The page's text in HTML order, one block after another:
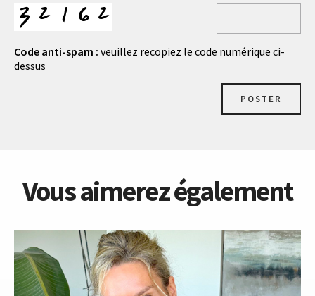
Code anti-spam : veuillez recopiez le code numérique ci-
dessus
POSTER
Vous aimerez également